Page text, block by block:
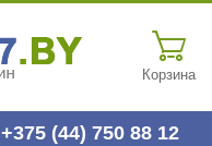
Корзина
+375 (44) 750 88 12